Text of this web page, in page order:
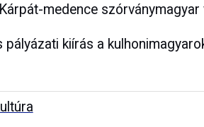
medence
pályázati kiírás a